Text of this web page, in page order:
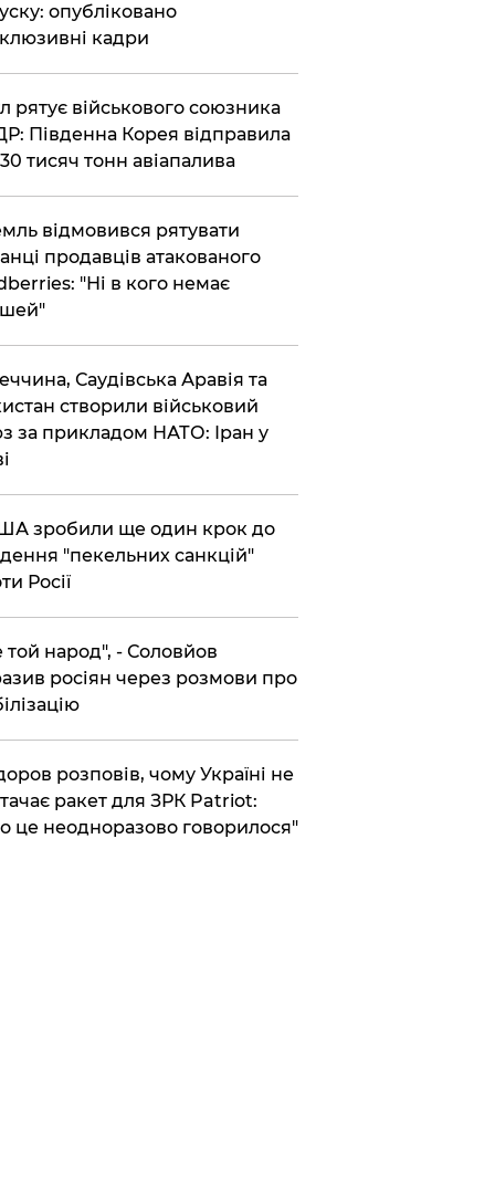
опубліковано
кадри
рятує військового союзника
Південна Корея відправила
тисяч тонн авіапалива
відмовився рятувати
продавців атакованого
"Ні в кого немає
Саудівська Аравія та
створили військовий
за прикладом НАТО: Іран у
зробили ще один крок до
"пекельних санкцій"
Росії
той народ", - Соловйов
росіян через розмови про
розповів, чому Україні не
ракет для ЗРК Patriot:
це неодноразово говорилося"